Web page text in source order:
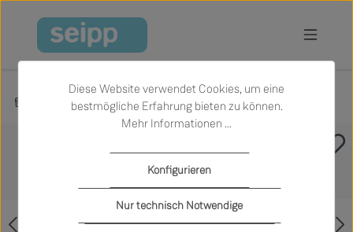
Zum Hauptinhalt springen
Produkte Wohnen Sessel
Diese Website verwendet Cookies, um eine
bestmögliche Erfahrung bieten zu können.
Mehr Informationen ...
Nur technisch Notwendige
Konfigurieren